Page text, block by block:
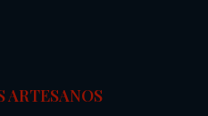
ARTESANOS